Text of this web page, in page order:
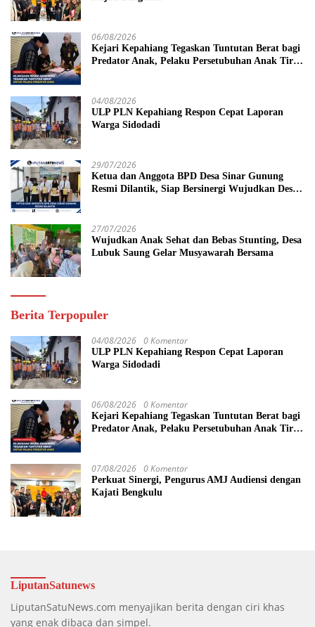
06/08/2026
Kejari Kepahiang Tegaskan Tuntutan Berat bagi
Predator Anak, Pelaku Persetubuhan Anak Tiri
04/08/2026
ULP PLN Kepahiang Respon Cepat Laporan
Warga Sidodadi
29/07/2026
Ketua dan Anggota BPD Desa Sinar Gunung
Resmi Dilantik, Siap Bersinergi Wujudkan Desa
27/07/2026
Wujudkan Anak Sehat dan Bebas Stunting, Desa
Lubuk Saung Gelar Musyawarah Bersama
Berita Terpopuler
04/08/2026 0 Komentar
ULP PLN Kepahiang Respon Cepat Laporan
Warga Sidodadi
06/08/2026 0 Komentar
Kejari Kepahiang Tegaskan Tuntutan Berat bagi
Predator Anak, Pelaku Persetubuhan Anak Tiri
07/08/2026 0 Komentar
Perkuat Sinergi, Pengurus AMJ Audiensi dengan
Kajati Bengkulu
LiputanSatunews
LiputanSatuNews.com menyajikan berita dengan ciri khas
yang enak dibaca dan simpel.